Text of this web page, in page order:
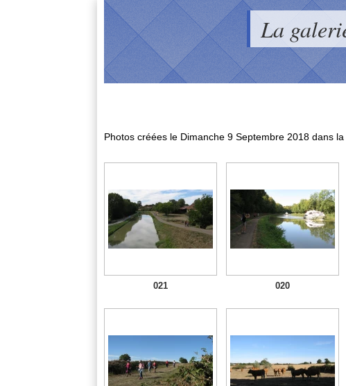
La
Photos créées le Dimanche 9 Septembre 2018dans la
021 020